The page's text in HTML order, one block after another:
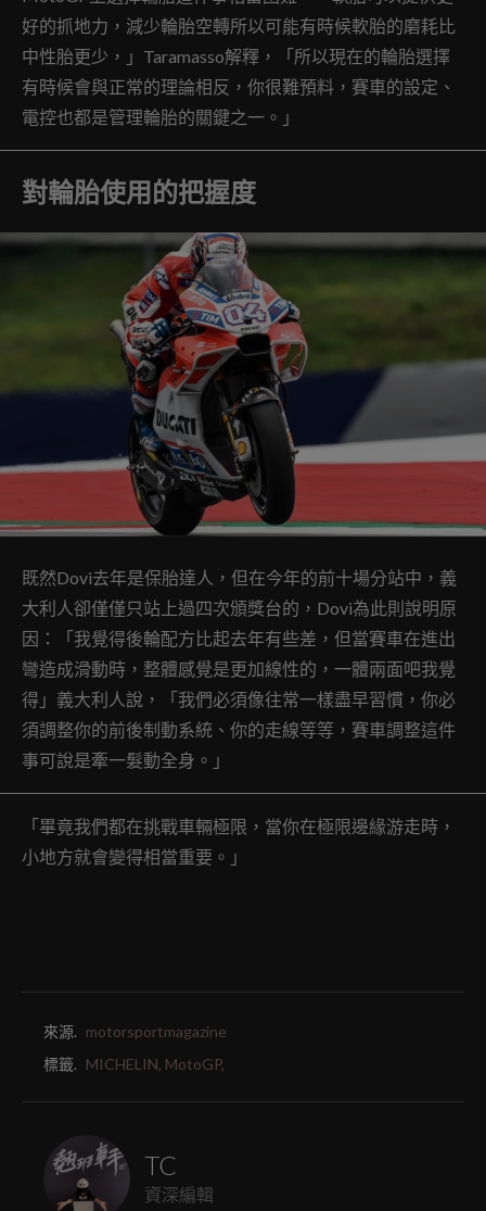
好的抓地力，減少輪胎空轉所以可能有時候軟胎的磨耗比
中性胎更少，」Taramasso解釋，「所以現在的輪胎選擇
有時候會與正常的理論相反，你很難預料，賽車的設定、
電控也都是管理輪胎的關鍵之一。」
對輪胎使用的把握度
既然Dovi去年是保胎達人，但在今年的前十場分站中，義
大利人卻僅僅只站上過四次頒獎台的，Dovi為此則說明原
因：「我覺得後輪配方比起去年有些差，但當賽車在進出
彎造成滑動時，整體感覺是更加線性的，一體兩面吧我覺
得」義大利人說，「我們必須像往常一樣盡早習慣，你必
須調整你的前後制動系統、你的走線等等，賽車調整這件
事可說是牽一髮動全身。」
「畢竟我們都在挑戰車輛極限，當你在極限邊緣游走時，
小地方就會變得相當重要。」
來源. motorsportmagazine
標籤. MICHELIN, MotoGP,
TC
資深編輯